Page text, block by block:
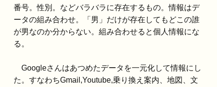
番号。性別。などバラバラに存在するもの。情報はデ
ータの組み合わせ。「男」だけが存在してもどこの誰
が男なのか分からない。組み合わせると個人情報にな
る。
Googleさんはあつめたデータを一元化して情報にし
た。すなわちGmail,Youtube,乗り換え案内、地図、文